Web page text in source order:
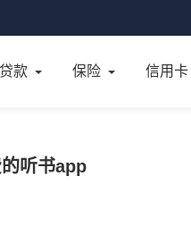
贷款 保险 信用卡
听书app